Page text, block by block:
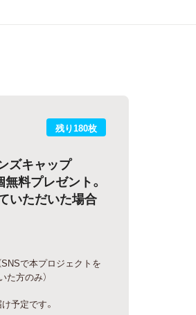
残り180枚
ズキャップ
無料プレゼント。
いただいた場合
SNSで本プロジェクトを
た方のみ）
予定です。